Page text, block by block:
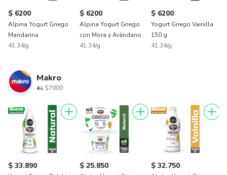
$ 6200
Alpina Yogurt Griego
Mandarina
41.34/g
$ 6200
Alpina Yogurt Griego
con Mora y Arándano
41.34/g
$ 6200
Yogurt Griego Vainilla
150 g
41.34/g
Makro
$7000
$ 33.890 $ 25.850 $ 32.750